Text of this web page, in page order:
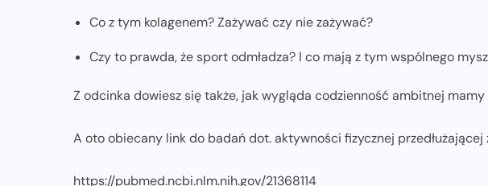
Co z tym kolagenem? Zażywać czy nie zażywać?
Czy to prawda, że sport odmładza? I co mają z tym wspólnego
Z odcinka dowiesz się także, jak wygląda codzienność ambitnej
A oto obiecany link do badań dot. aktywności fizycznej przedłużającej
https://pubmed.ncbi.nlm.nih.gov/21368114